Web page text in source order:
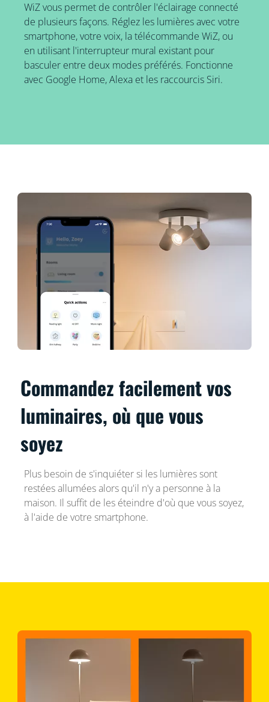
WiZ vous permet de contrôler l'éclairage connecté
de plusieurs façons. Réglez les lumières avec votre
smartphone, votre voix, la télécommande WiZ, ou
en utilisant l'interrupteur mural existant pour
basculer entre deux modes préférés. Fonctionne
avec Google Home, Alexa et les raccourcis Siri.
Commandez facilement vos
luminaires, où que vous
soyez
Plus besoin de s'inquiéter si les lumières sont
restées allumées alors qu'il n'y a personne à la
maison. Il suffit de les éteindre d'où que vous soyez,
à l'aide de votre smartphone.